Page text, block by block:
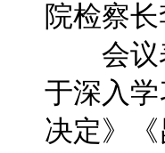
院检察长
会议表
于深入
决定》